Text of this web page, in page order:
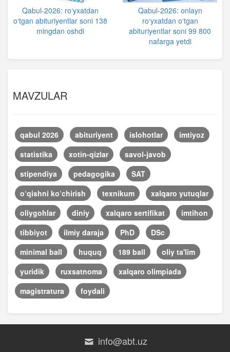
Qabul-2026: ro‘yxatdan
o‘tgan abituriyentlar soni 138
mingdan oshdi
Qabul-2026: onlayn
ro‘yxatdan o‘tgan
abituriyentlar soni 99 800
nafarga yetdi
MAVZULAR
qabul 2026 abituriyent islohotlar
imtiyoz
statistika
xotin-qizlar
savol-javob
stipendiya
pedagogika
SAT
o‘qishni ko‘chirish
texnikum
xalqaro yutuqlar
oliygohlar
diniy xalqaro sertifikat
imtihon
tibbiyot
ilmiy daraja PhD
DSc
minimal ball
huquq 189 ball
oliy ta'lim
yuridik
ruxsatnoma
xalqaro olimpiada
magistratura
foydali
info@abt.uz